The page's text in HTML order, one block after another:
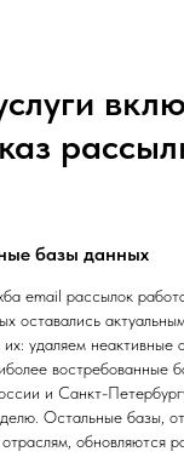
базы данных
email рассылок
оставались
их: удаляем неактивные
востребованные
и Санкт-
Остальные базы,
обновляются